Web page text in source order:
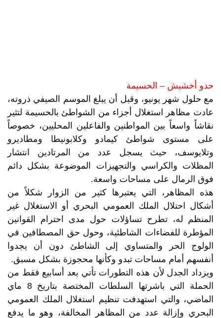
حدو أخشيش – الحسيمة
مع حلول شهر يونيو، وقبل أن يبلغ الموسم الصيفي ذروته،
عادت مظاهر استغلال أجزاء من الشواطئ بالحسيمة لتثير
نقاشاً واسعاً بين المواطنين والفاعلين المحليين، خصوصاً
على مستوى شواطئ كيمادو وكلابونيطا ومطاديرو
وتلايوسف، حيث يسجل عدد من المرتادين انتشار
المظلات والكراسي والتجهيزات الموضوعة بشكل دائم
فوق الرمال على مساحات واسعة.
هذه المظاهر، التي يعتبرها كثير من الزوار شكلاً من
أشكال احتلال الملك العمومي البحري أو الاستغلال غير
المنظم له، تطرح تساؤلات حول مدى احترام القوانين
المؤطرة للفضاءات الشاطئية، وحول حق المصطافين في
الولوج الحر والمتساوي إلى الشاطئ دون أن يجدوا
أنفسهم أمام مساحات تبدو وكأنها محجوزة بشكل مسبق.
ويزداد الجدل لأن هذه التطورات تأتي بعد أسابيع فقط من
الحملة التي باشرتها السلطات المختصة بتاريخ 8 ماي
الماضي، والتي استهدفت تنظيم استغلال الملك العمومي
البحري وإزالة عدد من المظاهر المخالفة، وهو ما يدفع